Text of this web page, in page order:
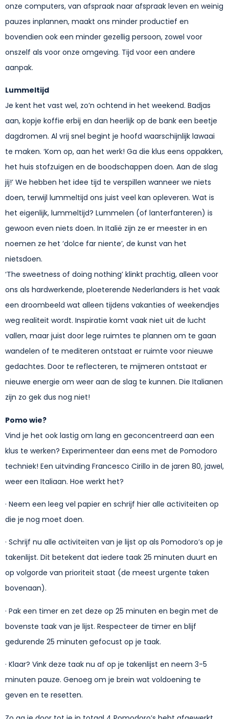
onze computers, van afspraak naar afspraak leven en weinig
pauzes inplannen, maakt ons minder productief en
bovendien ook een minder gezellig persoon, zowel voor
onszelf als voor onze omgeving. Tijd voor een andere
aanpak.
Lummeltijd
Je kent het vast wel, zo’n ochtend in het weekend. Badjas
aan, kopje koffie erbij en dan heerlijk op de bank een beetje
dagdromen. Al vrij snel begint je hoofd waarschijnlijk lawaai
te maken. ‘Kom op, aan het werk! Ga die klus eens oppakken,
het huis stofzuigen en de boodschappen doen. Aan de slag
jij!’ We hebben het idee tijd te verspillen wanneer we niets
doen, terwijl lummeltijd ons juist veel kan opleveren. Wat is
het eigenlijk, lummeltijd? Lummelen (of lanterfanteren) is
gewoon even niets doen. In Italië zijn ze er meester in en
noemen ze het ‘dolce far niente’, de kunst van het
nietsdoen.
‘The sweetness of doing nothing’ klinkt prachtig, alleen voor
ons als hardwerkende, ploeterende Nederlanders is het vaak
een droombeeld wat alleen tijdens vakanties of weekendjes
weg realiteit wordt. Inspiratie komt vaak niet uit de lucht
vallen, maar juist door lege ruimtes te plannen om te gaan
wandelen of te mediteren ontstaat er ruimte voor nieuwe
gedachtes. Door te reflecteren, te mijmeren ontstaat er
nieuwe energie om weer aan de slag te kunnen. Die Italianen
zijn zo gek dus nog niet!
Pomo wie?
Vind je het ook lastig om lang en geconcentreerd aan een
klus te werken? Experimenteer dan eens met de Pomodoro
techniek! Een uitvinding Francesco Cirillo in de jaren 80, jawel,
weer een Italiaan. Hoe werkt het?
· Neem een leeg vel papier en schrijf hier alle activiteiten op
die je nog moet doen.
· Schrijf nu alle activiteiten van je lijst op als Pomodoro’s op je
takenlijst. Dit betekent dat iedere taak 25 minuten duurt en
op volgorde van prioriteit staat (de meest urgente taken
bovenaan).
· Pak een timer en zet deze op 25 minuten en begin met de
bovenste taak van je lijst. Respecteer de timer en blijf
gedurende 25 minuten gefocust op je taak.
· Klaar? Vink deze taak nu af op je takenlijst en neem 3-5
minuten pauze. Genoeg om je brein wat voldoening te
geven en te resetten.